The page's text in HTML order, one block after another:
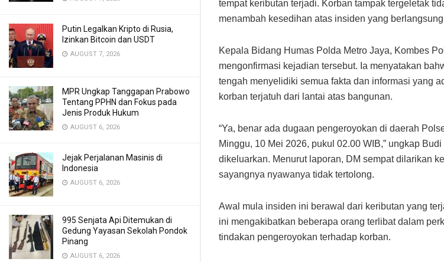
Putin Legalkan Kripto di Rusia,
Izinkan Bitcoin dan USDT
AUGUST 7, 2026
MPR Ungkap Tanggapan Prabowo
Tentang PPHN dan Fokus pada
Jenis Produk Hukum
AUGUST 6, 2026
Jejak Perjalanan Masinis di
Indonesia
AUGUST 6, 2026
995 Senjata Api Ditemukan di
Gedung Yayasan Sekolah Pondok
Pinang
AUGUST 6, 2026
tempat keributan terjadi. Korban tampak tergeletak
menambah kesedihan atas insiden yang
Kepala Bidang Humas Polda Metro Jaya, Kombes
mengonfirmasi kejadian tersebut. Ia menyatakan
tengah menyelidiki semua fakta dan informasi yang
korban terjatuh dari lantai atas bangunan.
“Ya, benar ada dugaan pengeroyokan di daerah
Minggu, 10 Mei 2026, pukul 02.00 WIB,” ungkap
dikeluarkan. Menurut laporan, DM sempat dilarikan
sayangnya nyawanya tidak tertolong.
Awal mula insiden ini berawal dari keributan yang
ini mengakibatkan beberapa orang terlibat dalam
tindakan pengeroyokan terhadap korban.